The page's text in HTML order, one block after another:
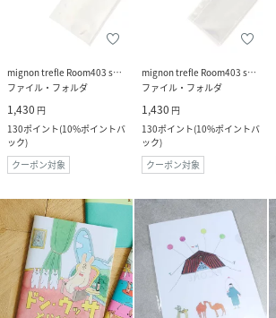
mignon trefle Room403 selected
ファイル・フォルダ
1,430 円
130ポイント(10%ポイントバ
ック)
クーポン対象
mignon trefle Room403 selected
ファイル・フォルダ
1,430 円
130ポイント(10%ポイントバ
ック)
クーポン対象